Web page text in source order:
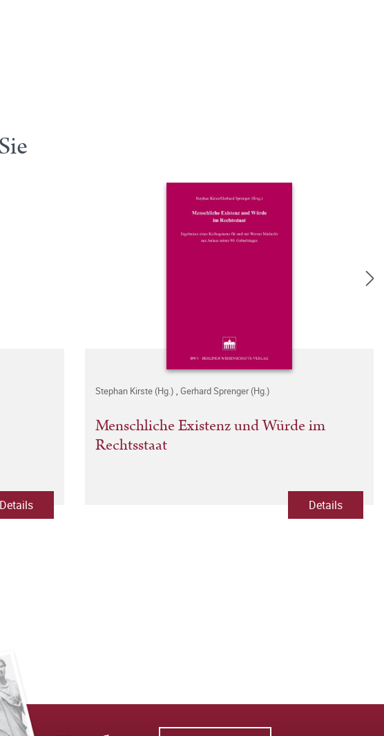
Details
Stephan Kirste (Hg.) Gerhard Sprenger (Hg.)
Menschliche Existenz und Würde im
Rechtsstaat
Details